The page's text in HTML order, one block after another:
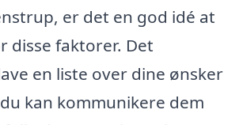
er det en god idé at
disse faktorer. Det
en liste over dine ønsker
kan kommunikere dem